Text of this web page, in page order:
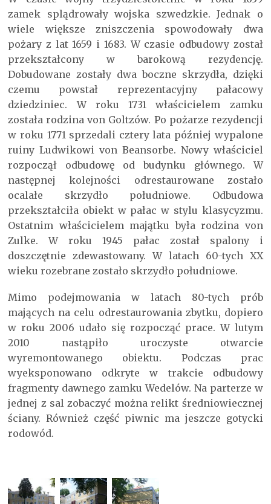
zamek splądrowały wojska szwedzkie. Jednak o
wiele większe zniszczenia spowodowały dwa
pożary z lat 1659 i 1683. W czasie odbudowy został
przekształcony w barokową rezydencję.
Dobudowane zostały dwa boczne skrzydła, dzięki
czemu powstał reprezentacyjny pałacowy
dziedziniec. W roku 1731 właścicielem zamku
została rodzina von Goltzów. Po pożarze rezydencji
w roku 1771 sprzedali cztery lata później wypalone
ruiny Ludwikowi von Beansorbe. Nowy właściciel
rozpoczął odbudowę od budynku głównego. W
następnej kolejności odrestaurowane zostało
ocalałe skrzydło południowe. Odbudowa
przekształciła obiekt w pałac w stylu klasycyzmu.
Ostatnim właścicielem majątku była rodzina von
Zulke. W roku 1945 pałac został spalony i
doszczętnie zdewastowany. W latach 60-tych XX
wieku rozebrane zostało skrzydło południowe.
Mimo podejmowania w latach 80-tych prób
mających na celu odrestaurowania zbytku, dopiero
w roku 2006 udało się rozpocząć prace. W lutym
2010 nastąpiło uroczyste otwarcie
wyremontowanego obiektu. Podczas prac
wyeksponowano odkryte w trakcie odbudowy
fragmenty dawnego zamku Wedelów. Na parterze w
jednej z sal zobaczyć można relikt średniowiecznej
ściany. Również część piwnic ma jeszcze gotycki
rodowód.